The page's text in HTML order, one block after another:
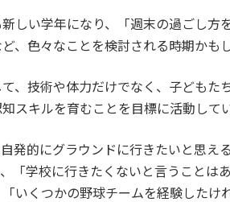
しい学年になり、「週末の過ごし方
、色々なことを検討される時期かも
、技術や体力だけでなく、子どもた
スキルを育むことを目標に活動してい
発的にグラウンドに行きたいと思え
「学校に行きたくないと言うことは
いくつかの野球チームを経験したけ